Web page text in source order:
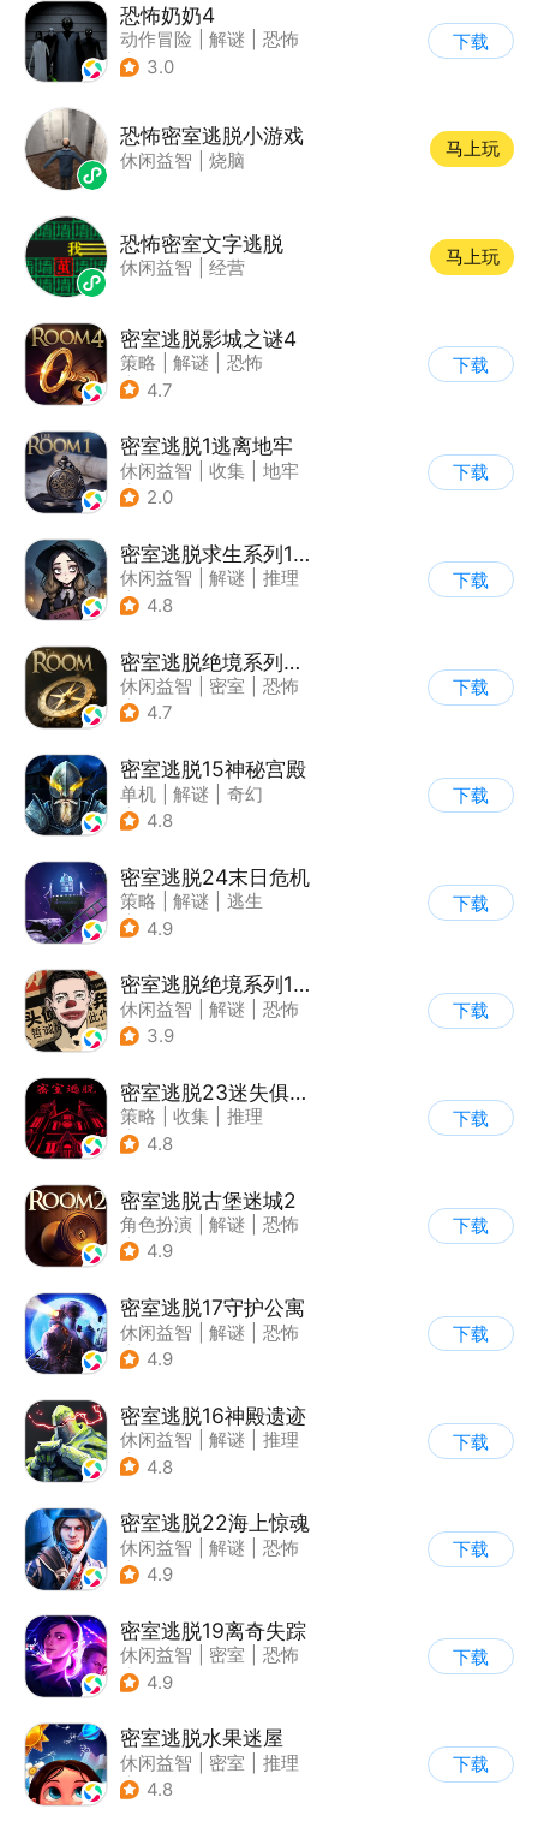
恐怖奶奶4
动作冒险 解谜
恐怖
| 恐怖奶奶
3.0
下载
恐怖密室逃脱小游戏
休闲益智 烧脑
马上玩
恐怖密室文字逃脱
休闲益智 经营
马上玩
密室逃脱影城之谜4
策略 解谜
恐怖
| 密室逃脱
4.7
下载
密室逃脱1逃离地牢
休闲益智 收集
地牢
| 密室逃脱
2.0
下载
密室逃脱求生系列1极地冒险
休闲益智 解谜
推理
| 密室逃脱
4.8
下载
密室逃脱绝境系列2海盗船
休闲益智 密室
恐怖
| 密室逃脱
4.7
下载
密室逃脱15神秘宫殿
单机 解谜
奇幻
| 密室逃脱
4.8
下载
密室逃脱24末日危机
策略 解谜
逃生
| 密室逃脱
4.9
下载
密室逃脱绝境系列11游乐园
休闲益智 解谜
恐怖
| 密室逃脱
3.9
下载
密室逃脱23迷失俱乐部
策略 收集
推理
| 密室逃脱
4.8
下载
密室逃脱古堡迷城2
角色扮演 解谜
恐怖
| 密室逃脱
4.9
下载
密室逃脱17守护公寓
休闲益智 解谜
恐怖
| 密室逃脱
4.9
下载
密室逃脱16神殿遗迹
休闲益智 解谜
推理
| 密室逃脱
4.8
下载
密室逃脱22海上惊魂
休闲益智 解谜
恐怖
| 密室逃脱
4.9
下载
密室逃脱19离奇失踪
休闲益智 密室
恐怖
| 密室逃脱
4.9
下载
密室逃脱水果迷屋
休闲益智 密室
推理
| 密室逃脱
4.8
下载